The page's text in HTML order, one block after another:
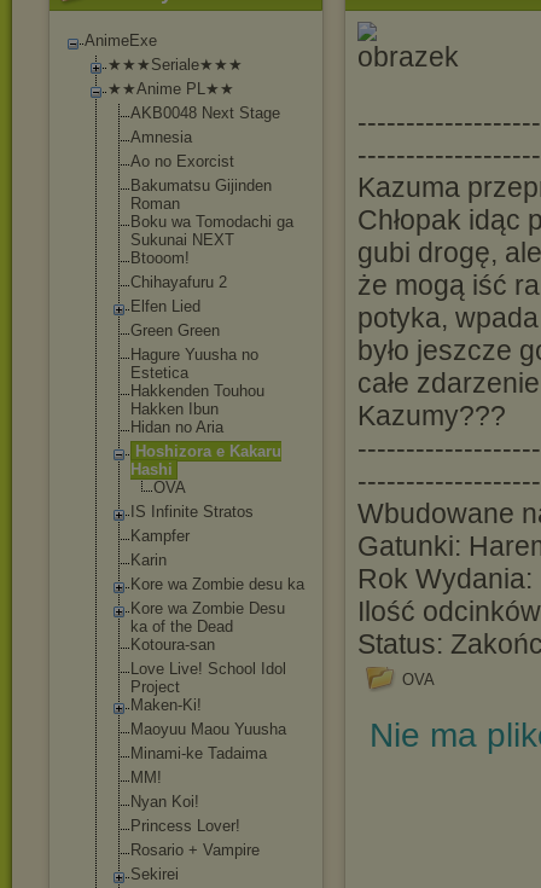
AnimeExe
★★★Seriale★★★
★★Anime PL★★
AKB0048 Next Stage
Amnesia
Ao no Exorcist
Bakumatsu Gijinden
Roman
Boku wa Tomodachi ga
Sukunai NEXT
Btooom!
Chihayafuru 2
Elfen Lied
Green Green
Hagure Yuusha no
Estetica
Hakkenden Touhou
Hakken Ibun
Hidan no Aria
Hoshizora e Kakaru
Hashi
OVA
IS Infinite Stratos
Kampfer
Karin
Kore wa Zombie desu ka
Kore wa Zombie Desu
ka of the Dead
Kotoura-san
Love Live! School Idol
Project
Maken-Ki!
Maoyuu Maou Yuusha
Minami-ke Tadaima
MM!
Nyan Koi!
Princess Lover!
Rosario + Vampire
Sekirei
Kazuma
Chłopak idąc
gubi drogę,
że mogą iść
potyka,
było jeszcze
całe
Kazumy???
Wbudowane
Gatunki:
Rok Wydania:
Ilość
Status:
OVA
Nie ma